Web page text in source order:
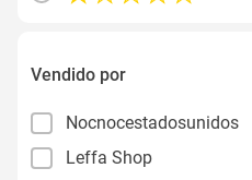
Vendido por
Nocnocestadosunidos
Leffa Shop